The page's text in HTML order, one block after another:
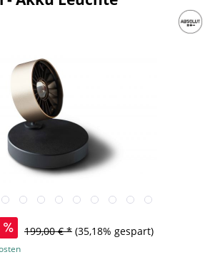
199,00 € * (35,18% gespart)